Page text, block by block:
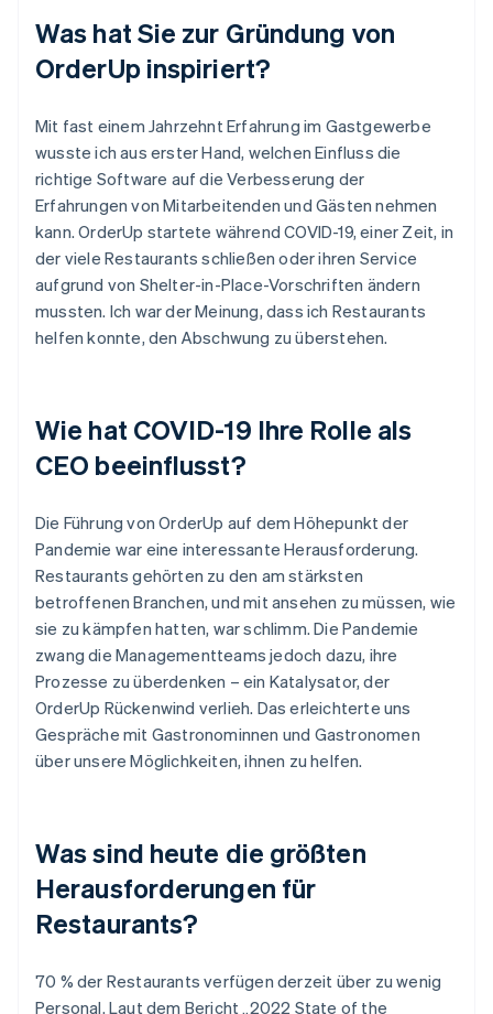
Was hat Sie zur Gründung von
OrderUp inspiriert?
Mit fast einem Jahrzehnt Erfahrung im Gastgewerbe
wusste ich aus erster Hand, welchen Einfluss die
richtige Software auf die Verbesserung der
Erfahrungen von Mitarbeitenden und Gästen nehmen
kann. OrderUp startete während COVID-19, einer Zeit, in
der viele Restaurants schließen oder ihren Service
aufgrund von Shelter-in-Place-Vorschriften ändern
mussten. Ich war der Meinung, dass ich Restaurants
helfen konnte, den Abschwung zu überstehen.
Wie hat COVID-19 Ihre Rolle als
CEO beeinflusst?
Die Führung von OrderUp auf dem Höhepunkt der
Pandemie war eine interessante Herausforderung.
Restaurants gehörten zu den am stärksten
betroffenen Branchen, und mit ansehen zu müssen, wie
sie zu kämpfen hatten, war schlimm. Die Pandemie
zwang die Managementteams jedoch dazu, ihre
Prozesse zu überdenken – ein Katalysator, der
OrderUp Rückenwind verlieh. Das erleichterte uns
Gespräche mit Gastronominnen und Gastronomen
über unsere Möglichkeiten, ihnen zu helfen.
Was sind heute die größten
Herausforderungen für
Restaurants?
70 % der Restaurants verfügen derzeit über zu wenig
Personal. Laut dem Bericht „2022 State of the